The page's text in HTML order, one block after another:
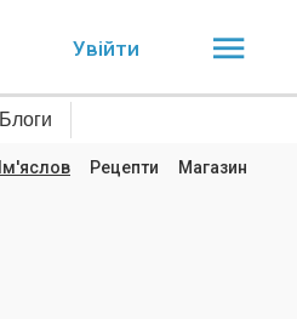
Увійти
Блоги
Ім'яслов Рецепти Магазин